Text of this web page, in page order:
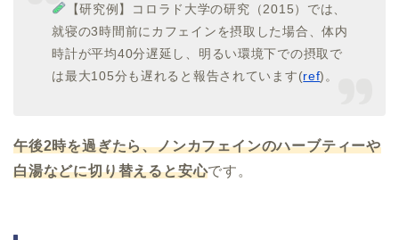
【研究例】コロラド大学の研究（2015）では、
就寝の3時間前にカフェインを摂取した場合、体内
時計が平均40分遅延し、明るい環境下での摂取で
は最大105分も遅れると報告されています(ref)。
午後2時を過ぎたら、ノンカフェインのハーブティーや
白湯などに切り替えると安心です。